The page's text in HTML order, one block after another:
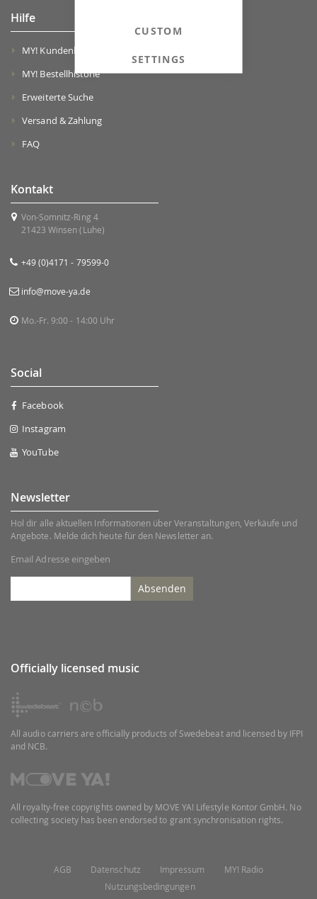
CUSTOM
SETTINGS
Hilfe
MY! Kundenkonto
MY! Bestellhistorie
Erweiterte Suche
Versand & Zahlung
FAQ
Kontakt
Von-Somnitz-Ring 4
21423 Winsen (Luhe)
+49 (0)4171 - 79599-0
info@move-ya.de
Mo.-Fr. 9:00 - 14:00 Uhr
Social
Facebook
Instagram
YouTube
Newsletter
Hol dir alle aktuellen Informationen über Veranstaltungen, Verkäufe und
Angebote. Melde dich heute für den Newsletter an.
Email Adresse eingeben
Absenden
Officially licensed music
All audio carriers are officially products of Swedebeat and licensed by IFPI
and NCB.
All royalty-free copyrights owned by MOVE YA! Lifestyle Kontor GmbH. No
collecting society has been endorsed to grant synchronisation rights.
AGB Datenschutz Impressum
MY! Radio
Nutzungsbedingungen